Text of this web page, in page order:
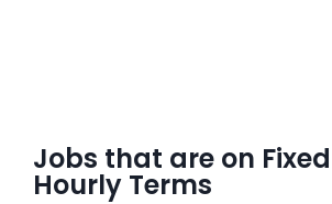
Jobs that are on
Hourly Terms